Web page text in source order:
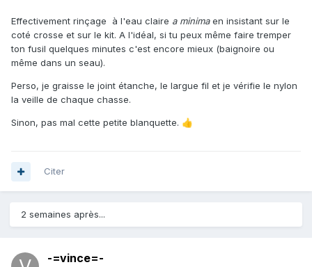
Effectivement rinçage à l'eau claire a minimaen insistant sur le
coté crosse et sur le kit. A l'idéal, si tu peux même faire tremper
ton fusil quelques minutes c'est encore mieux (baignoire ou
même dans un seau).
Perso, je graisse le joint étanche, le largue fil et je vérifie le nylon
la veille de chaque chasse.
Sinon, pas mal cette petite blanquette. 👍
Citer
2 semaines après...
-=vince=-